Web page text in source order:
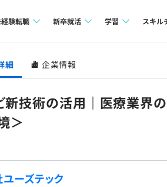
験転職
求人検索
転職成功ガイド
新卒就活
本選考
インターン
インタビュー
学習
4択課題
リファレンス
スキル
評価
細 企業情報
新技術の活用｜医療業界
＞
ーズテック